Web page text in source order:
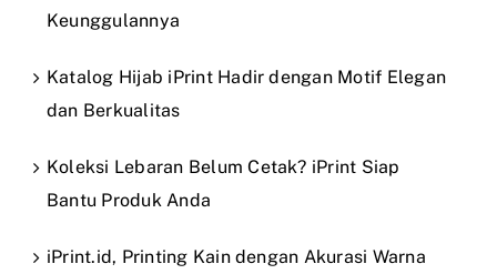
Keunggulannya
Katalog Hijab iPrint Hadir dengan Motif Elegan
dan Berkualitas
Koleksi Lebaran Belum Cetak? iPrint Siap
Bantu Produk Anda
iPrint.id, Printing Kain dengan Akurasi Warna